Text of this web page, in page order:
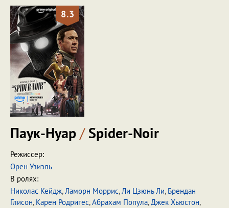
8.3
Паук-Нуар/Spider-Noir
Режиссер:
Орен Узиэль
В ролях:
Николас Кейдж,Ламорн Моррис,Ли Цзюнь Ли, Брендан
Глисон, Карен Родригес,Абрахам Попула,Джек Хьюстон,